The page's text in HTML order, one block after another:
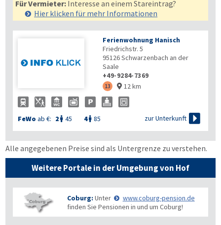
Für Vermieter: Interesse an einem Stareintrag?
Hier klicken für mehr Informationen
Ferienwohnung Hanisch
Friedrichstr. 5
95126Schwarzenbach an der
Saale
+49-9284-7369
13  12 km
FeWo ab €: 2  45 4 85 zur Unterkunft 
Alle angegebenen Preise sind als Untergrenze zu verstehen.
Weitere Portale in der Umgebung von Hof
Coburg: Unter
www.coburg-pension.de
finden Sie Pensionen in und um Coburg!